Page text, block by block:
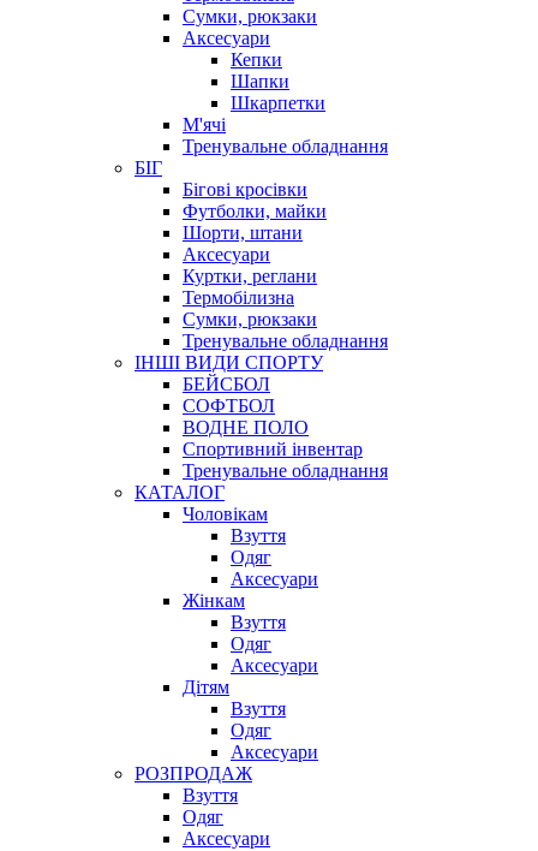
Сумки, рюкзаки
Аксесуари
Кепки
Шапки
Шкарпетки
М'ячі
Тренувальне обладнання
БІГ
Бігові кросівки
Футболки, майки
Шорти, штани
Аксесуари
Куртки, реглани
Термобілизна
Сумки, рюкзаки
Тренувальне обладнання
ІНШІ ВИДИ СПОРТУ
БЕЙСБОЛ
СОФТБОЛ
ВОДНЕ ПОЛО
Спортивний інвентар
Тренувальне обладнання
КАТАЛОГ
Чоловікам
Взуття
Одяг
Аксесуари
Жінкам
Взуття
Одяг
Аксесуари
Дітям
Взуття
Одяг
Аксесуари
РОЗПРОДАЖ
Взуття
Одяг
Аксесуари